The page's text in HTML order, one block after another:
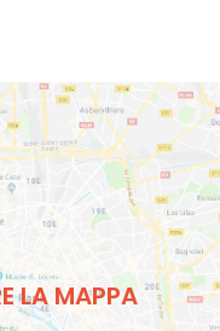
LA MAPPA